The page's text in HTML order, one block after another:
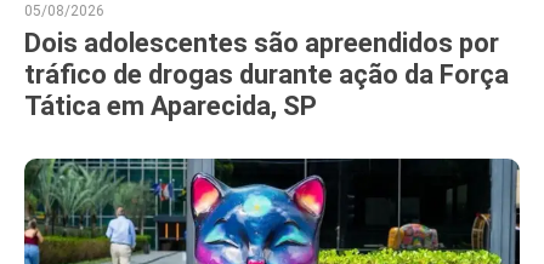
05/08/2026
Dois adolescentes são apreendidos por
tráfico de drogas durante ação da Força
Tática em Aparecida, SP